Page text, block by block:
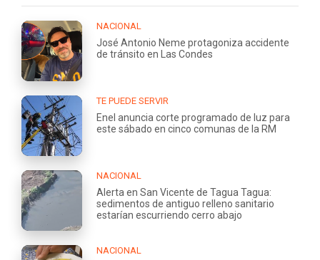
NACIONAL
José Antonio Neme protagoniza accidente
de tránsito en Las Condes
TE PUEDE SERVIR
Enel anuncia corte programado de luz para
este sábado en cinco comunas de la RM
NACIONAL
Alerta en San Vicente de Tagua Tagua:
sedimentos de antiguo relleno sanitario
estarían escurriendo cerro abajo
NACIONAL